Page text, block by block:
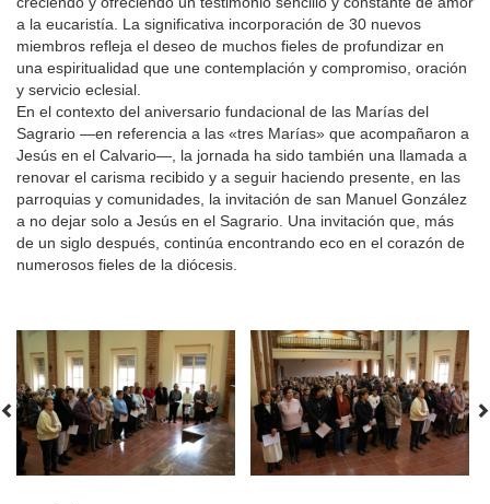
a la eucaristía. La significativa incorporación de 30 nuevos
miembros refleja el deseo de muchos fieles de profundizar en
una espiritualidad que une contemplación y compromiso, oración
y servicio eclesial.
En el contexto del aniversario fundacional de las Marías del
Sagrario —en referencia a las «tres Marías» que acompañaron a
Jesús en el Calvario—, la jornada ha sido también una llamada a
renovar el carisma recibido y a seguir haciendo presente, en las
parroquias y comunidades, la invitación de san Manuel González
a no dejar solo a Jesús en el Sagrario. Una invitación que, más
de un siglo después, continúa encontrando eco en el corazón de
numerosos fieles de la diócesis.